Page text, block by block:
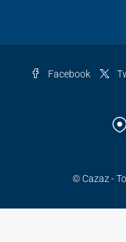
Facebook
© Cazaz -